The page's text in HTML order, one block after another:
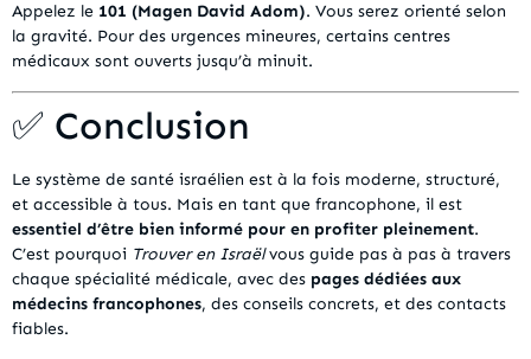
Appelez le 101 (Magen David Adom). Vous serez orienté selon
la gravité. Pour des urgences mineures, certains centres
médicaux sont ouverts jusqu’à minuit.
✅ Conclusion
Le système de santé israélien est à la fois moderne, structuré,
et accessible à tous. Mais en tant que francophone, il est
essentiel d’être bien informé pour en profiter pleinement.
C’est pourquoi Trouver en Israëlvous guide pas à pas à travers
chaque spécialité médicale, avec des pages dédiées aux
médecins francophones, des conseils concrets, et des contacts
fiables.